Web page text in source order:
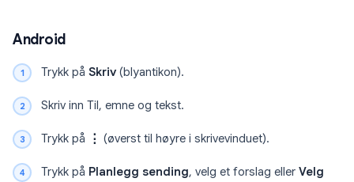
Android
Trykk på Skriv (blyantikon).
Skriv inn Til, emne og tekst.
Trykk på ⋮ (øverst til høyre i skrivevinduet).
Trykk på Planlegg sending, velg et forslag eller Velg